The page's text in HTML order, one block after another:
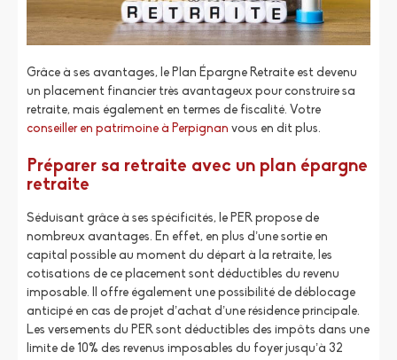
Grâce à ses avantages, le Plan Épargne Retraite est devenu
un placement financier très avantageux pour construire sa
retraite, mais également en termes de fiscalité. Votre
conseiller en patrimoine à Perpignan vous en dit plus.
Préparer sa retraite avec un plan épargne
retraite
Séduisant grâce à ses spécificités, le PER propose de
nombreux avantages. En effet, en plus d’une sortie en
capital possible au moment du départ à la retraite, les
cotisations de ce placement sont déductibles du revenu
imposable. Il offre également une possibilité de déblocage
anticipé en cas de projet d’achat d’une résidence principale.
Les versements du PER sont déductibles des impôts dans une
limite de 10% des revenus imposables du foyer jusqu’à 32